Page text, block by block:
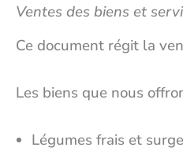
Ventes des biens et
Ce document régit la
Les biens que nous
Légumes frais et